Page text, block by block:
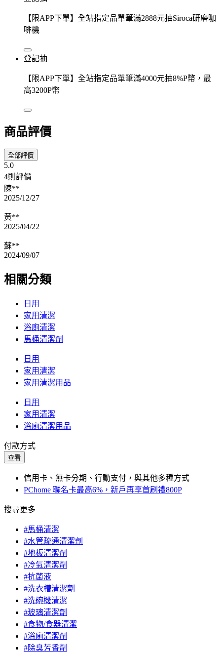
【限APP下單】全站指定品單筆滿2888元抽Siroca研磨咖
啡機
登記抽
【限APP下單】全站指定品單筆滿4000元抽8%P幣，最
高3200P幣
商品評價
全部評價
5.0
4則評價
陳**
2025/12/27
黃**
2025/04/22
蘇**
2024/09/07
相關分類
日用
家用清潔
浴廁清潔
馬桶清潔劑
日用
家用清潔
家用清潔用品
日用
家用清潔
浴廁清潔用品
付款方式
查看
信用卡、無卡分期、行動支付，與其他多種方式
PChome 聯名卡最高6%，新戶再享首刷禮800P
搜尋更多
#馬桶清潔
#水管疏通清潔劑
#地板清潔劑
#冷氣清潔劑
#抗菌液
#洗衣槽清潔劑
#洗碗機清潔
#玻璃清潔劑
#食物/食器清潔
#浴廁清潔劑
#除臭芳香劑